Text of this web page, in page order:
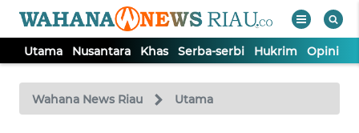
Utama Nusantara Khas Serba-serbi Hukrim Opini
Wahana News Riau Utama
TV
Tutup